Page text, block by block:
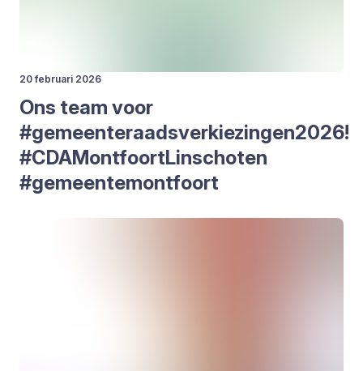
20 februari 2026
Ons team voor
#gemeenteraadsverkiezingen2026!
#CDA­Mont­foort­L­in­scho­ten
#gemeen­te­mont­foort